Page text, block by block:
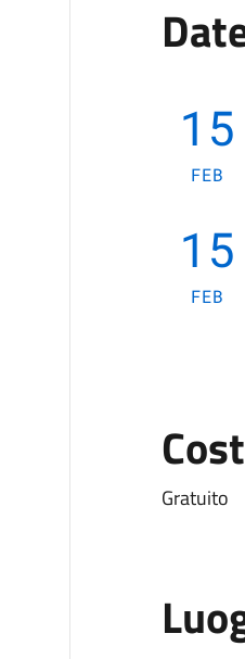
15
FEB
15
FEB
Gratuito